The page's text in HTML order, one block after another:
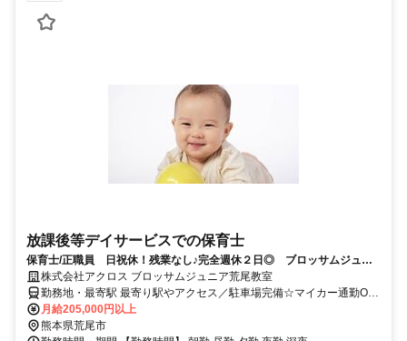
放課後等デイサービスでの保育士
保育士/正職員 日祝休！残業なし♪完全週休２日◎ ブロッサムジュニ
ア荒尾教室
株式会社アクロス ブロッサムジュニア荒尾教室
勤務地・最寄駅 最寄り駅やアクセス／駐車場完備☆マイカー通勤OK!
(交通費支給：上限2万円)
月給205,000円以上
熊本県荒尾市